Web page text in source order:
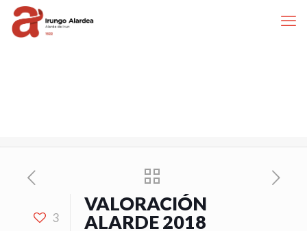
3
VALORACIÓN
ALARDE 2018